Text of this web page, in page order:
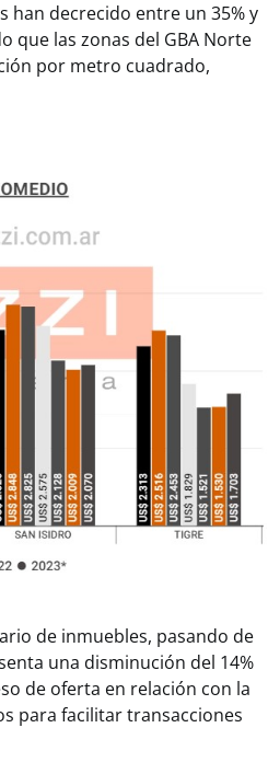
han decrecido entre un 35% y
que las zonas del GBA Norte
por metro cuadrado,
de inmuebles, pasando de
una disminución del 14%
de oferta en relación con la
para facilitar transacciones